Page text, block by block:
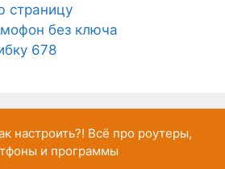
страницу
без ключа
678
настроить?! Всё про роутеры,
и программы